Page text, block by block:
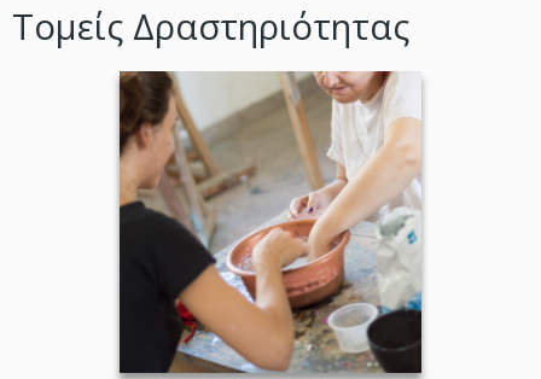
Τομείς Δραστηριότητας